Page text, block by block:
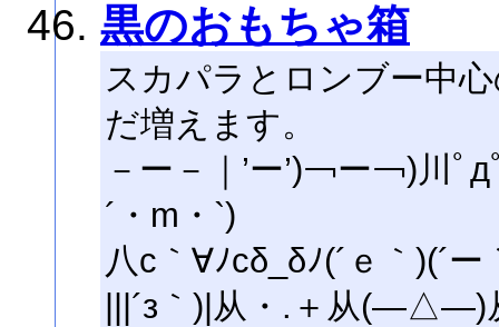
黒のおもちゃ箱
スカパラとロンブー中
だ増えます。
－ー－｜’ー’)￢ー￢)川
´・m・`)
八c｀∀ﾉcδ_δﾉ(´ｅ｀)(´
|||´з｀)|从・.＋从(―△―)